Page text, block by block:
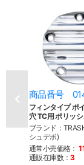
商品番号
フィンタイプ ポ
穴 TC用 ポリッ
ブランド：
シュデポ)
通常小売価格：
通販在庫数：3